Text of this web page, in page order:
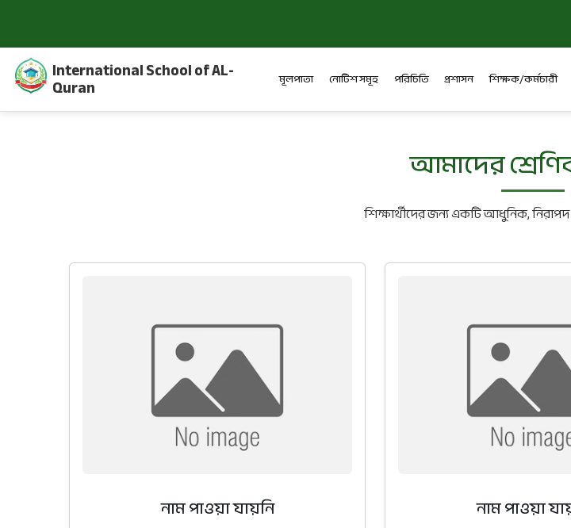
International School of AL-
Quran মূলপাতা নোটিশ সমূহ পরিচিতি প্রশাসন শিক্ষক/কর্মচারী
আমাদের
শিক্ষার্থীদের জন্য একটি আধুনিক,
নাম পাওয়া যায়নি নাম পাওয়া